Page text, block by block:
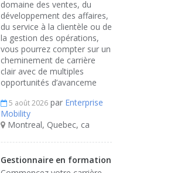
domaine des ventes, du
développement des affaires,
du service à la clientèle ou de
la gestion des opérations,
vous pourrez compter sur un
cheminement de carrière
clair avec de multiples
opportunités d’avanceme
5 août 2026 par Enterprise
Mobility
Montreal, Quebec, ca
Gestionnaire en formation